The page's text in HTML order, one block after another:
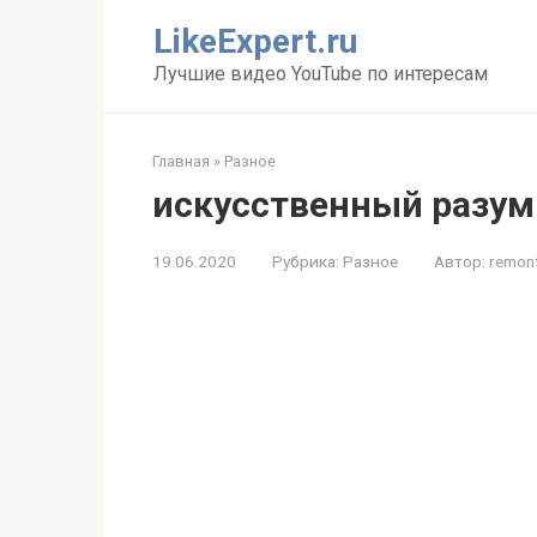
LikeExpert.ru
Лучшие видео YouTube по интересам
Главная » Разное
искусственный разум
19.06.2020 Рубрика: Разное Автор: